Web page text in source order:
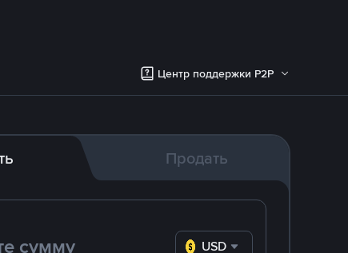
Центр поддержки P2P
Продать
USD